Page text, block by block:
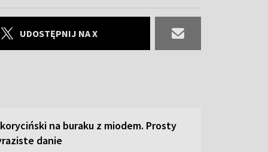
UDOSTĘPNIJ NA X
na buraku z miodem. Prosty
danie